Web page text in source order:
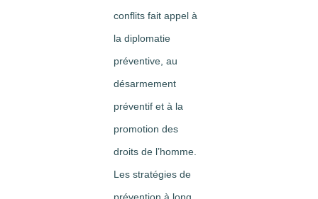
conflits fait appel à
la diplomatie
préventive, au
désarmement
préventif et à la
promotion des
droits de l’homme.
Les stratégies de